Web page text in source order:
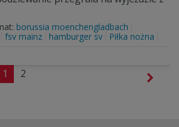
borussia moenchengladbach
fsv mainz hamburger sv Piłka nożna
1 2